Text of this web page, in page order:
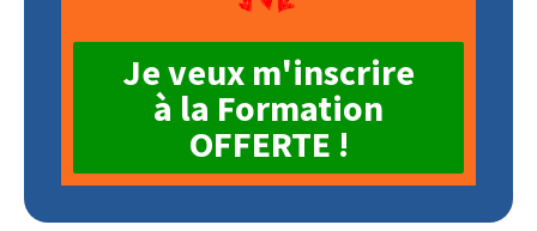
Je veux m'inscrire
à la Formation
OFFERTE !